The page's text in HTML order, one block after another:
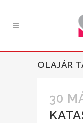
OLAJÁR
30